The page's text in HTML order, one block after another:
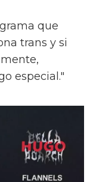
que
trans y si
especial."